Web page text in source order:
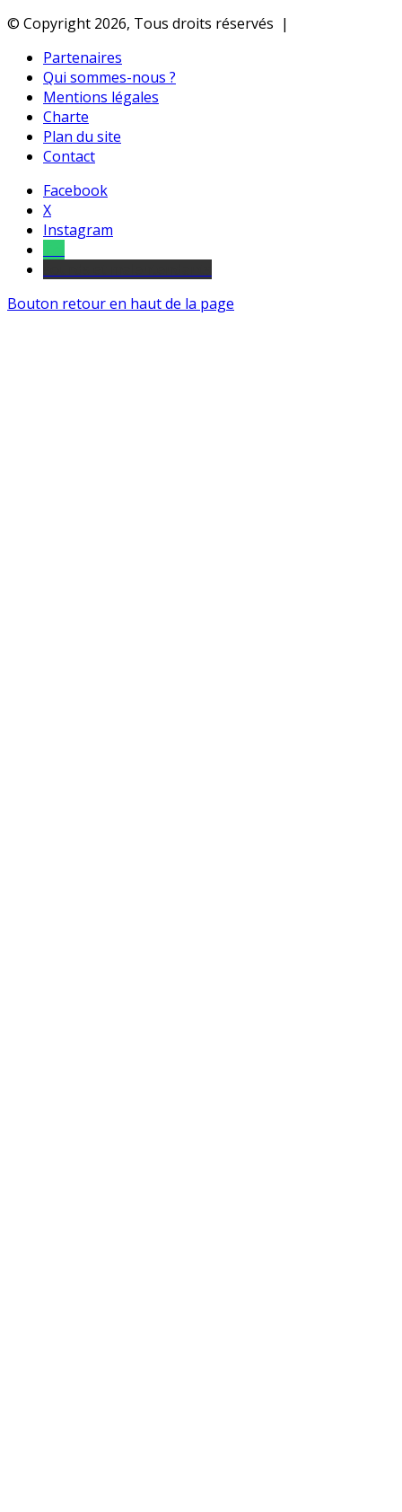
© Copyright 2026, Tous droits réservés |
Partenaires
Qui sommes-nous ?
Mentions légales
Charte
Plan du site
Contact
Facebook
X
Instagram
Bouton retour en haut de la page